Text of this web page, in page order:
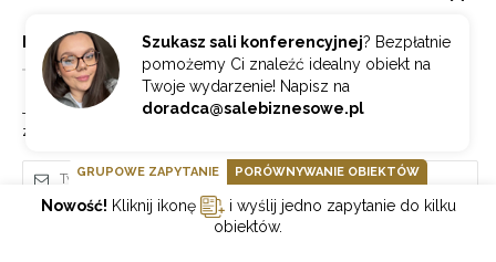
Szukasz sali konferencyjnej? Bezpłatnie
pomożemy Ci znaleźć idealny obiekt na
Twoje wydarzenie! Napisz na
doradca@salebiznesowe.pl
NEWSLETTER
Jeżeli chcesz otrzymywać najnowsze informacje o branży hotelowej
zapisz się do naszego newslettera.
GRUPOWE ZAPYTANIE PORÓWNYWANIE OBIEKTÓW
Nowość! Kliknij ikonę
i wyślij jedno zapytanie do kilku
obiektów.